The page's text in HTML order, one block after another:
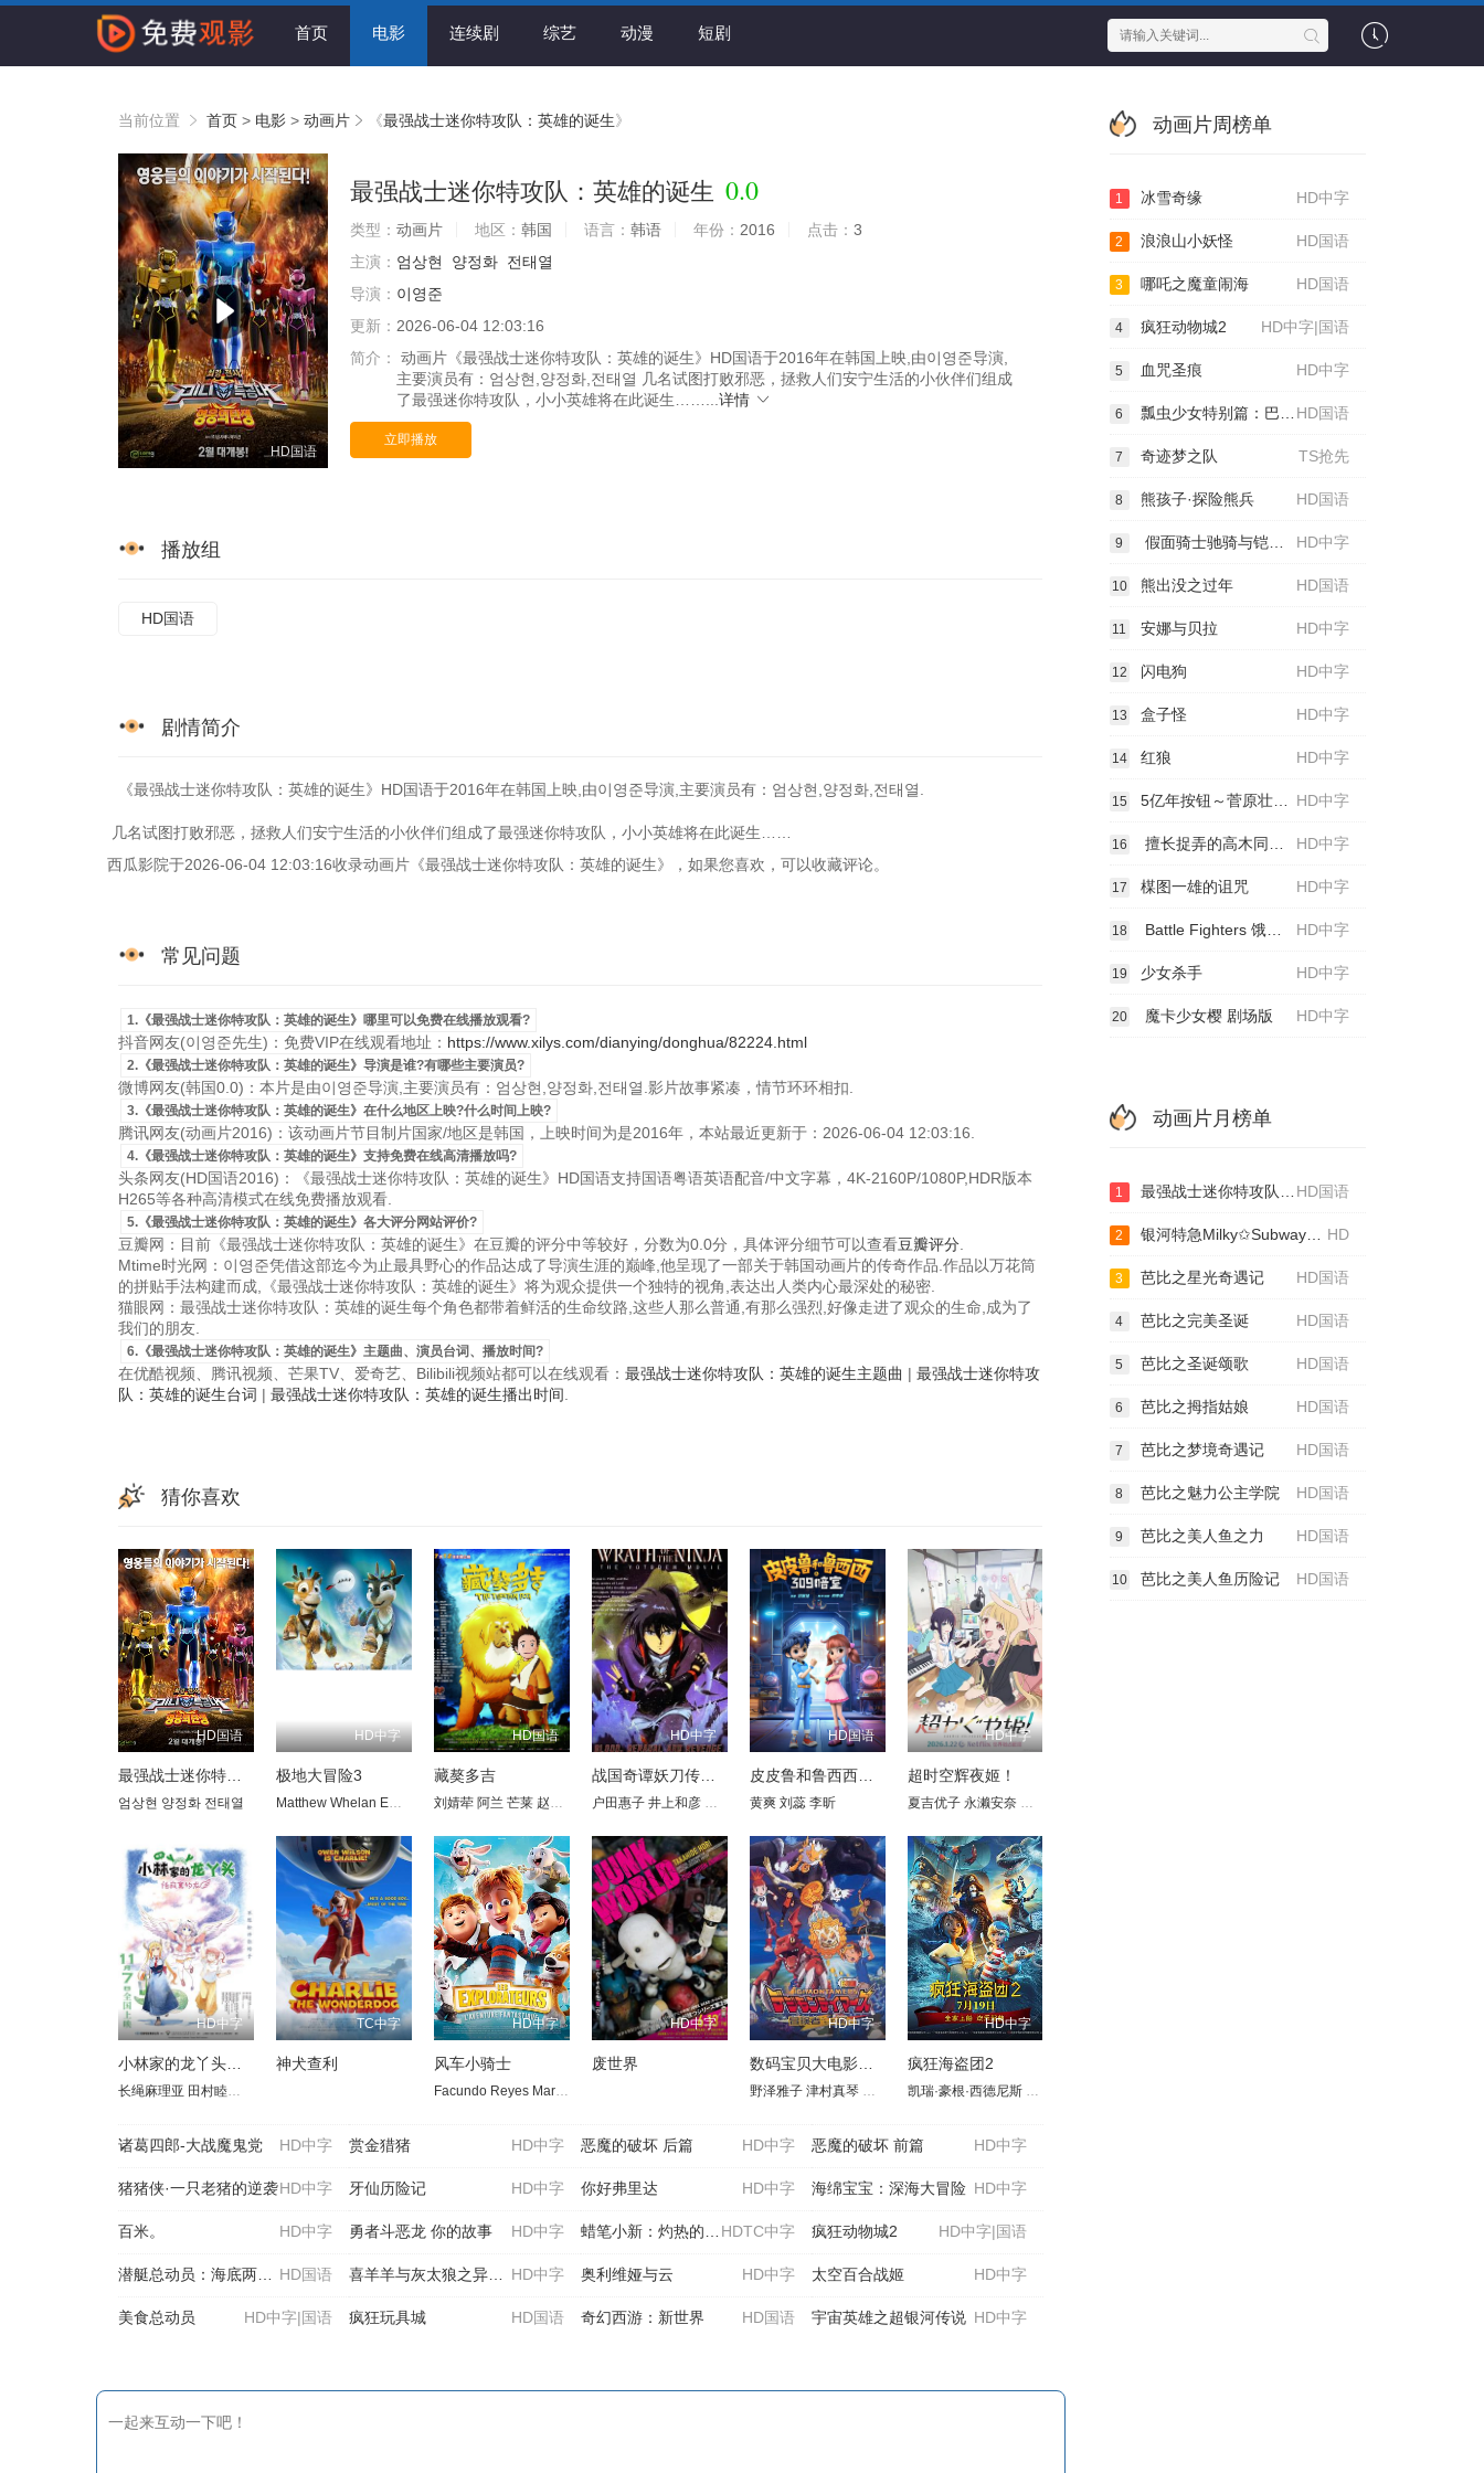
首页 电影 连续剧 综艺 动漫 短剧
当前位置 首页 > 电影 > 动画片 《最强战士迷你特攻队：英雄的诞生》
HD国语
最强战士迷你特攻队：英雄的诞生 0.0
类型： 动画片 地区： 韩国 语言： 韩语 年份： 2016 点击： 3
主演： 엄상현 양정화 전태열
导演： 이영준
更新： 2026-06-04 12:03:16
简介：
动画片《最强战士迷你特攻队：英雄的诞生》HD国语于2016年在韩国上映,由이영준导演,
主要演员有：엄상현,양정화,전태열 几名试图打败邪恶，拯救人们安宁生活的小伙伴们组成
了最强迷你特攻队，小小英雄将在此诞生……... 详情
立即播放
播放组
HD国语
剧情简介
《最强战士迷你特攻队：英雄的诞生》HD国语于2016年在韩国上映,由이영준导演,主要演员有：엄상현,양정화,전태열.
几名试图打败邪恶，拯救人们安宁生活的小伙伴们组成了最强迷你特攻队，小小英雄将在此诞生……
西瓜影院于2026-06-04 12:03:16收录动画片《最强战士迷你特攻队：英雄的诞生》，如果您喜欢，可以收藏评论。
常见问题
1.《最强战士迷你特攻队：英雄的诞生》哪里可以免费在线播放观看?
抖音网友(이영준先生)：免费VIP在线观看地址： https://www.xilys.com/dianying/donghua/82224.html
2.《最强战士迷你特攻队：英雄的诞生》导演是谁?有哪些主要演员?
微博网友(韩国0.0)：本片是由이영준导演,主要演员有：엄상현,양정화,전태열.影片故事紧凑，情节环环相扣.
3.《最强战士迷你特攻队：英雄的诞生》在什么地区上映?什么时间上映?
腾讯网友(动画片2016)：该动画片节目制片国家/地区是韩国，上映时间为是2016年，本站最近更新于：2026-06-04 12:03:16.
4.《最强战士迷你特攻队：英雄的诞生》支持免费在线高清播放吗?
头条网友(HD国语2016)：《最强战士迷你特攻队：英雄的诞生》HD国语支持国语粤语英语配音/中文字幕，4K-2160P/1080P,HDR版本
H265等各种高清模式在线免费播放观看.
5.《最强战士迷你特攻队：英雄的诞生》各大评分网站评价?
豆瓣网：目前《最强战士迷你特攻队：英雄的诞生》在豆瓣的评分中等较好，分数为0.0分，具体评分细节可以查看豆瓣评分
Mtime时光网：이영준凭借这部迄今为止最具野心的作品达成了导演生涯的巅峰,他呈现了一部关于韩国动画片的传奇作品.作品以万花筒
的拼贴手法构建而成,《最强战士迷你特攻队：英雄的诞生》将为观众提供一个独特的视角,表达出人类内心最深处的秘密.
猫眼网：最强战士迷你特攻队：英雄的诞生每个角色都带着鲜活的生命纹路,这些人那么普通,有那么强烈,好像走进了观众的生命,成为了
我们的朋友.
6.《最强战士迷你特攻队：英雄的诞生》主题曲、演员台词、播放时间?
在优酷视频、腾讯视频、芒果TV、爱奇艺、Bilibili视频站都可以在线观看： 最强战士迷你特攻队：英雄的诞生主题曲 | 最强战士迷你特攻
队：英雄的诞生台词 | 最强战士迷你特攻队：英雄的诞生播出时间
猜你喜欢
HD国语
最强战士迷你特攻队：英雄的诞生
엄상현 양정화 전태열
HD中字
极地大冒险3
Matthew Whelan Emma Jenkins Dermot Magennis 保罗·泰来克 Roger Gregg 艾琳·米森 Lucy Smith Harry Weld-Moore Justin Daniels Anene
HD国语
藏獒多吉
刘婧荦 阿兰 芒莱 赵岭 周志强 王博 张遥函 赵晓明 张伟 李世荣 徐涛
HD中字
战国奇谭妖刀传剧场版
户田惠子 井上和彦 若本规夫 矢尾一树 盐泽兼人 渡部猛
HD国语
皮皮鲁和鲁西西之309暗室
黄爽 刘蕊 李昕
HD中字
超时空辉夜姬！
夏吉优子 永濑安奈 早见沙织
HD中字
长绳麻理亚 田村睦心 杉浦栞 小野大辅 中村悠一
TC中字
神犬查利
HD中字
风车小骑士
Facundo Reyes Marina Blanke
HD中字
废世界
HD中字
数码宝贝大电影五：冒险者的战斗
野泽雅子 津村真琴 山口真弓 今井由香 折笠富美子
HD中字
疯狂海盗团2
凯瑞·豪根·西德尼斯
HD中字
诸葛四郎-大战魔鬼党 HD中字
赏金猎猪 HD中字
恶魔的破坏 后篇 HD中字
恶魔的破坏 前篇
HD中字
猪猪侠·一只老猪的逆袭 HD中字
牙仙历险记 HD中字
你好弗里达 HD中字
海绵宝宝：深海大冒险
HD中字
百米。 HD中字
勇者斗恶龙 你的故事 HDTC中字
蜡笔小新：灼热的春日部舞者们 HD中字|国语
疯狂动物城2
HD国语
潜艇总动员：海底两万里 HD中字
喜羊羊与灰太狼之异国破晓 HD中字
奥利维娅与云 HD中字
太空百合战姬
HD中字|国语
美食总动员 HD国语
疯狂玩具城 HD国语
奇幻西游：新世界 HD中字
宇宙英雄之超银河传说
动画片周榜单
HD中字
1 冰雪奇缘
HD国语
2 浪浪山小妖怪
HD国语
3 哪吒之魔童闹海
HD中字|国语
4 疯狂动物城2
HD中字
5 血咒圣痕
HD国语
6 瓢虫少女特别篇：巴黎故事
TS抢先
7 奇迹梦之队
HD国语
8 熊孩子·探险熊兵
HD中字
9 假面骑士驰骑与铠武 电影大战 全力出击
HD国语
10 熊出没之过年
HD中字
11 安娜与贝拉
HD中字
12 闪电狗
HD中字
13 盒子怪
HD中字
14 红狼
HD中字
15 5亿年按钮～菅原壮太的超短篇～
HD中字
16 擅长捉弄的高木同学 剧场版
HD中字
17 楳图一雄的诅咒
HD中字
18 Battle Fighters 饿狼传说
HD中字
19 少女杀手
HD中字
20 魔卡少女樱 剧场版
动画片月榜单
HD国语
1 最强战士迷你特攻队：英雄的诞生
HD
2 银河特急Milky✩Subway各站停车前往剧场
HD国语
3 芭比之星光奇遇记
HD国语
4 芭比之完美圣诞
HD国语
5 芭比之圣诞颂歌
HD国语
6 芭比之拇指姑娘
HD国语
7 芭比之梦境奇遇记
HD国语
8 芭比之魅力公主学院
HD国语
9 芭比之美人鱼之力
HD国语
10 芭比之美人鱼历险记